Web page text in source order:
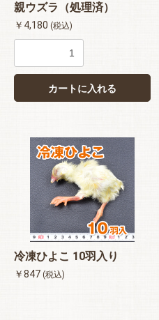
親ウズラ（処理済）
￥4,180 (税込)
カートに入れる
冷凍ひよこ 10羽入り
￥847 (税込)